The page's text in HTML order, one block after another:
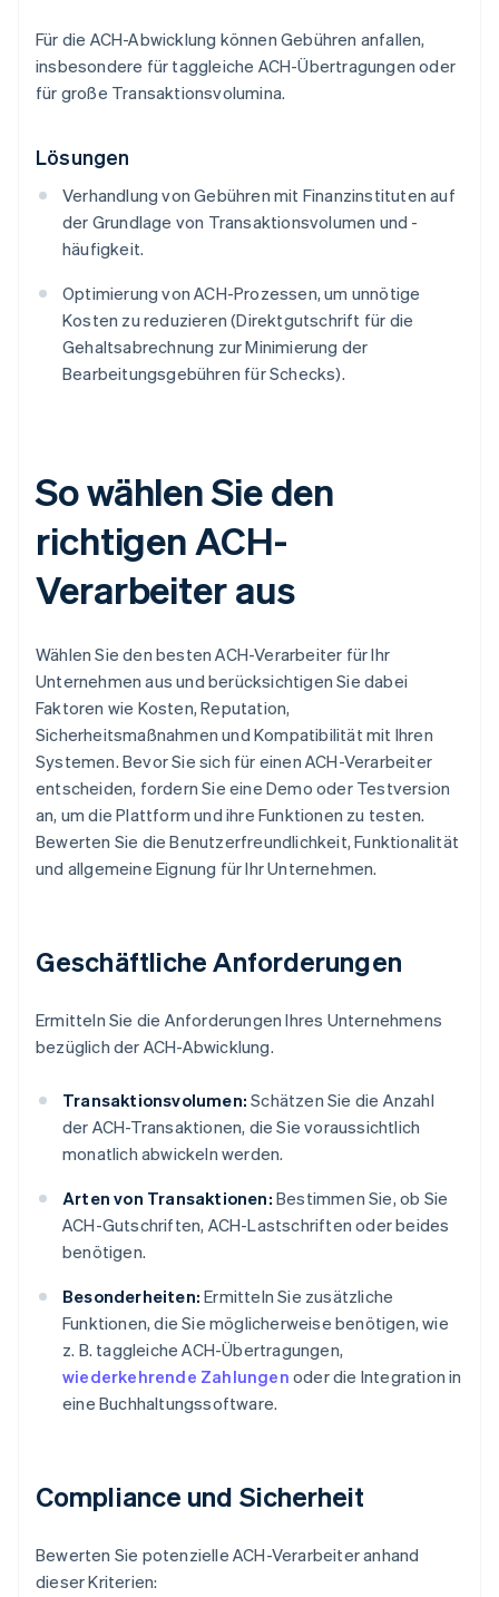
Für die ACH-Abwicklung können Gebühren anfallen,
insbesondere für taggleiche ACH-Übertragungen oder
für große Transaktionsvolumina.
Lösungen
Verhandlung von Gebühren mit Finanzinstituten auf
der Grundlage von Transaktionsvolumen und -
häufigkeit.
Optimierung von ACH-Prozessen, um unnötige
Kosten zu reduzieren (Direktgutschrift für die
Gehaltsabrechnung zur Minimierung der
Bearbeitungsgebühren für Schecks).
So wählen Sie den
richtigen ACH-
Verarbeiter aus
Wählen Sie den besten ACH-Verarbeiter für Ihr
Unternehmen aus und berücksichtigen Sie dabei
Faktoren wie Kosten, Reputation,
Sicherheitsmaßnahmen und Kompatibilität mit Ihren
Systemen. Bevor Sie sich für einen ACH-Verarbeiter
entscheiden, fordern Sie eine Demo oder Testversion
an, um die Plattform und ihre Funktionen zu testen.
Bewerten Sie die Benutzerfreundlichkeit, Funktionalität
und allgemeine Eignung für Ihr Unternehmen.
Geschäftliche Anforderungen
Ermitteln Sie die Anforderungen Ihres Unternehmens
bezüglich der ACH-Abwicklung.
Transaktionsvolumen: Schätzen Sie die Anzahl
der ACH-Transaktionen, die Sie voraussichtlich
monatlich abwickeln werden.
Arten von Transaktionen: Bestimmen Sie, ob Sie
ACH-Gutschriften, ACH-Lastschriften oder beides
benötigen.
Besonderheiten: Ermitteln Sie zusätzliche
Funktionen, die Sie möglicherweise benötigen, wie
z. B. taggleiche ACH-Übertragungen,
wiederkehrende Zahlungen oder die Integration in
eine Buchhaltungssoftware.
Compliance und Sicherheit
Bewerten Sie potenzielle ACH-Verarbeiter anhand
dieser Kriterien: